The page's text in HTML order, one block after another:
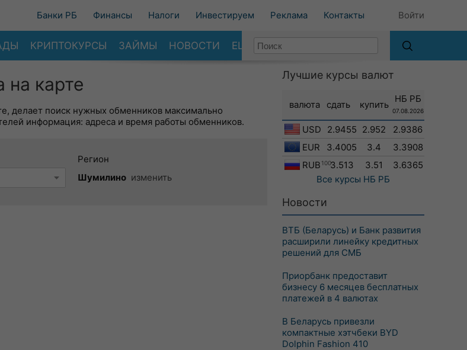
Банки РБ Финансы Налоги Инвестируем Реклама Контакты Войти
КРИПТОКУРСЫ ЗАЙМЫ НОВОСТИ ЕЩЕ
карте
делает поиск нужных обменников максимально
информация: адреса и время работы обменников.
Регион
Шумилино изменить
Лучшие курсы валют
валюта сдать купить
НБ РБ
07.08.2026
USD 2.9455 2.952
2.9386
EUR
3.4005 3.4
3.3908
RUB 1003.513 3.51
3.6365
Все курсы НБ РБ
Новости
ВТБ (Беларусь) и Банк развития
расширили линейку кредитных
решений для СМБ
Приорбанк предоставит
бизнесу 6 месяцев бесплатных
платежей в 4 валютах
В Беларусь привезли
компактные хэтчбеки BYD
Dolphin Fashion 410